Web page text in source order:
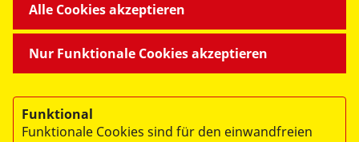
MITMACHEN & HELFEN
BESONDERE PROJEKTE
Nur Funktionale Cookies akzeptieren
Alle Cookies akzeptieren
Funktional
Funktionale Cookies sind für den einwandfreien